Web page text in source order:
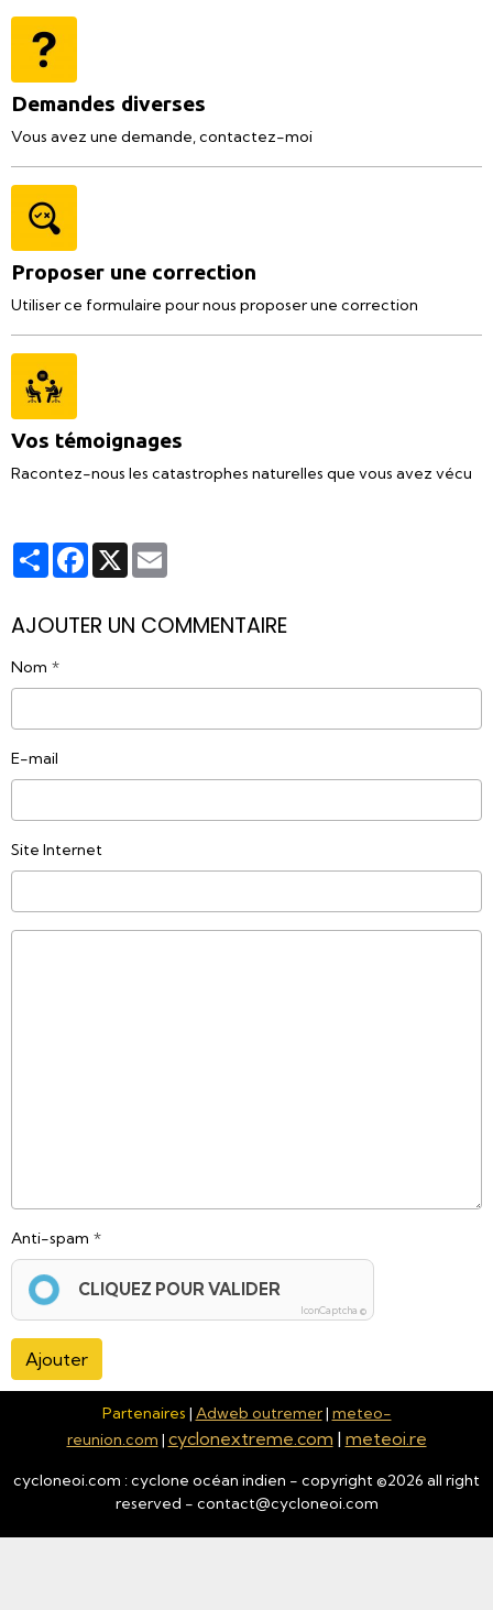
Demandes diverses
Vous avez une demande, contactez-moi
Proposer une correction
Utiliser ce formulaire pour nous proposer une correction
Vos témoignages
Racontez-nous les catastrophes naturelles que vous avez vécu
PartagerFacebook
X
AJOUTER UN COMMENTAIRE
Nom
E-mail
Site Internet
Anti-spam
CLIQUEZ POUR VALIDER
IconCaptcha ©
Ajouter
Partenaires | Adweb outremer| meteo-
reunion.com | cyclonextreme.com | meteoi.re
cycloneoi.com : cyclone océan indien - copyright ©2026 all right
reserved - contact@cycloneoi.com